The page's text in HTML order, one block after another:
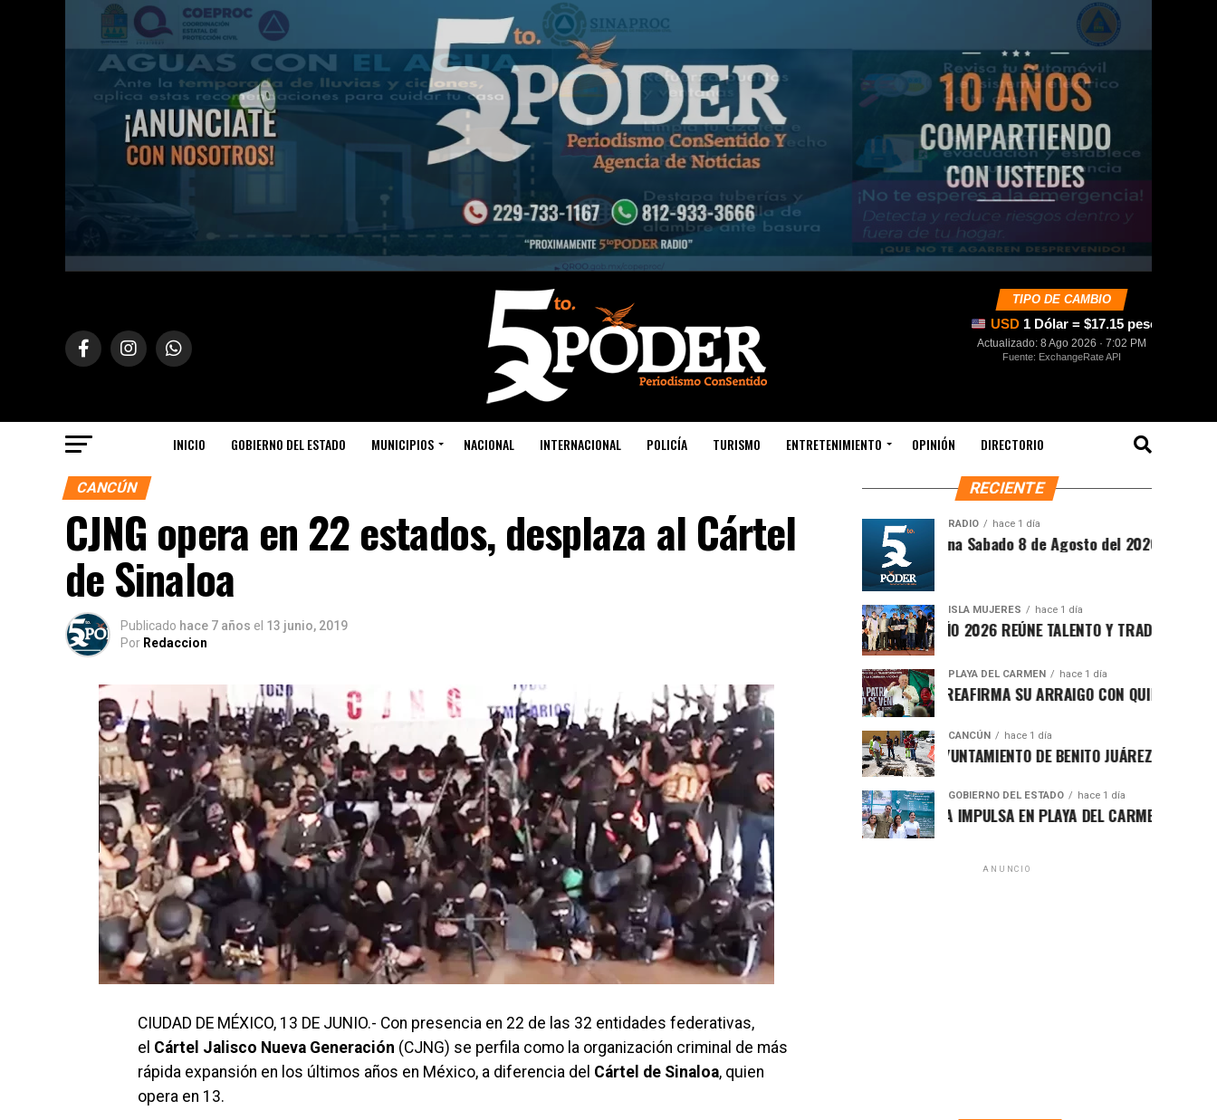
TIPO DE CAMBIO
USD 1 Dólar = $17.15 pesos
Actualizado: 8 Ago 2026 · 7:02 PM
Fuente: ExchangeRate API
INICIO GOBIERNO DEL ESTADO MUNICIPIOS NACIONAL INTERNACIONAL POLICÍA TURISMO ENTRETENIMIENTO OPINIÓN DIRECTORIO
CANCÚN
CJNG opera en 22 estados, desplaza al Cártel
de Sinaloa
Publicado hace 7 años el 13 junio, 2019
Por Redaccion
CIUDAD DE MÉXICO, 13 DE JUNIO.- Con presencia en 22 de las 32 entidades federativas,
el Cártel Jalisco Nueva Generación (CJNG) se perfila como la organización criminal de más
rápida expansión en los últimos años en México, a diferencia del Cártel de Sinaloa, quien
opera en 13.
RECIENTE
RADIO hace 1 día
Síntesis Matutina Sabado 8 de Agosto del 2026
ISLA MUJERES hace 1 día
CEVICHE ISLEÑO 2026 REÚNE TALENTO Y TRADICIÓN EN ISLA
PLAYA DEL CARMEN hace 1 día
RAFA MARÍN REAFIRMA SU ARRAIGO CON QUINTANA ROO Y
CANCÚN hace 1 día
FORTALECE AYUNTAMIENTO DE BENITO JUÁREZ ACCIONES
GOBIERNO DEL ESTADO hace 1 día
MARA LEZAMA IMPULSA EN PLAYA DEL CARMEN EL PRIMER
ANUNCIO